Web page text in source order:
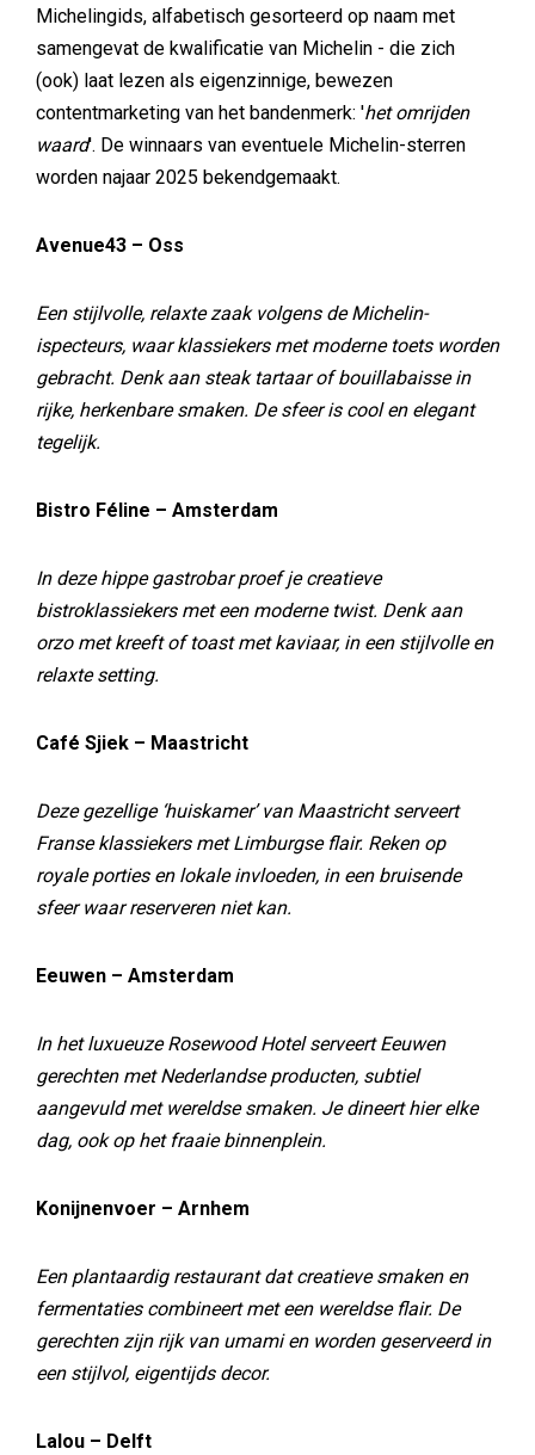
Michelingids, alfabetisch gesorteerd op naam met
samengevat de kwalificatie van Michelin - die zich
(ook) laat lezen als eigenzinnige, bewezen
contentmarketing van het bandenmerk: 'het omrijden
waard'. De winnaars van eventuele Michelin-sterren
worden najaar 2025 bekendgemaakt.
Avenue43 – Oss
Een stijlvolle, relaxte zaak volgens de Michelin-
ispecteurs, waar klassiekers met moderne toets worden
gebracht. Denk aan steak tartaar of bouillabaisse in
rijke, herkenbare smaken. De sfeer is cool en elegant
tegelijk.
Bistro Féline – Amsterdam
In deze hippe gastrobar proef je creatieve
bistroklassiekers met een moderne twist. Denk aan
orzo met kreeft of toast met kaviaar, in een stijlvolle en
relaxte setting.
Café Sjiek – Maastricht
Deze gezellige ‘huiskamer’ van Maastricht serveert
Franse klassiekers met Limburgse flair. Reken op
royale porties en lokale invloeden, in een bruisende
sfeer waar reserveren niet kan.
Eeuwen – Amsterdam
In het luxueuze Rosewood Hotel serveert Eeuwen
gerechten met Nederlandse producten, subtiel
aangevuld met wereldse smaken. Je dineert hier elke
dag, ook op het fraaie binnenplein.
Konijnenvoer – Arnhem
Een plantaardig restaurant dat creatieve smaken en
fermentaties combineert met een wereldse flair. De
gerechten zijn rijk van umami en worden geserveerd in
een stijlvol, eigentijds decor.
Lalou – Delft